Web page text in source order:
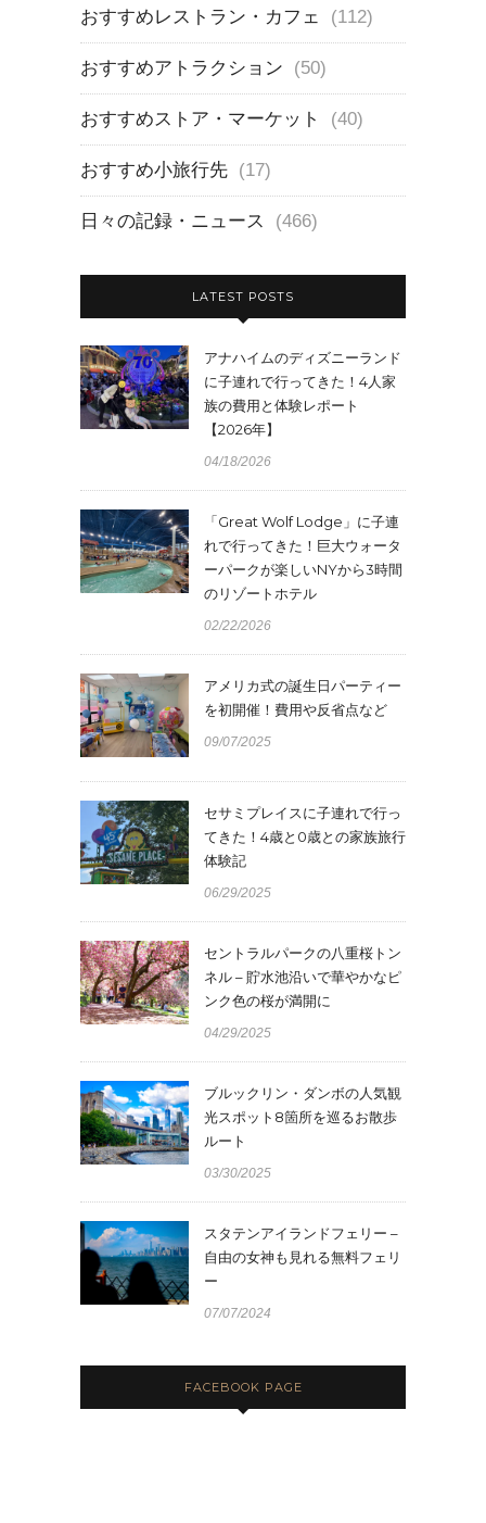
おすすめレストラン・カフェ (112)
おすすめアトラクション (50)
おすすめストア・マーケット (40)
おすすめ小旅行先 (17)
日々の記録・ニュース (466)
LATEST POSTS
アナハイムのディズニーランド
に子連れで行ってきた！4人家
族の費用と体験レポート
【2026年】
04/18/2026
「Great Wolf Lodge」に子連
れで行ってきた！巨大ウォータ
ーパークが楽しいNYから3時間
のリゾートホテル
02/22/2026
アメリカ式の誕生日パーティー
を初開催！費用や反省点など
09/07/2025
セサミプレイスに子連れで行っ
てきた！4歳と0歳との家族旅行
体験記
06/29/2025
セントラルパークの八重桜トン
ネル – 貯水池沿いで華やかなピ
ンク色の桜が満開に
04/29/2025
ブルックリン・ダンボの人気観
光スポット8箇所を巡るお散歩
ルート
03/30/2025
スタテンアイランドフェリー –
自由の女神も見れる無料フェリ
ー
07/07/2024
FACEBOOK PAGE